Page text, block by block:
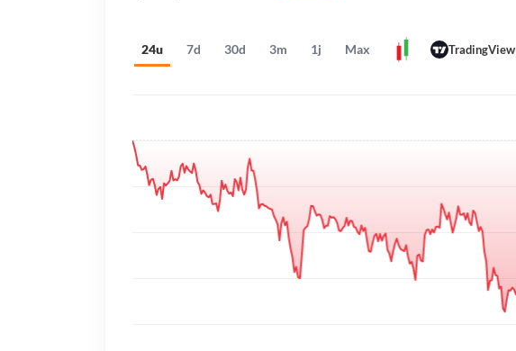
24u 7d 30d 3m 1j Max TradingView